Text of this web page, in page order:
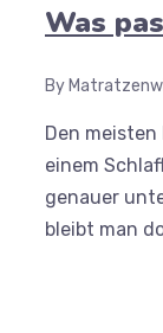
Was
By
Den
einem
genauer
bleibt man